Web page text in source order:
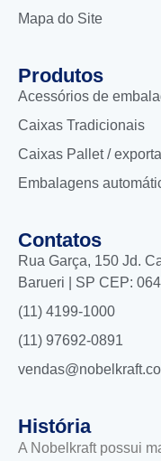
Mapa do Site
Produtos
Acessórios de
Caixas Tradicionais
Caixas Pallet /
Embalagens
Contatos
Rua Garça, 150 Jd.
Barueri | SP CEP:
(11) 4199-1000
(11) 97692-0891
História
A Nobelkraft possui